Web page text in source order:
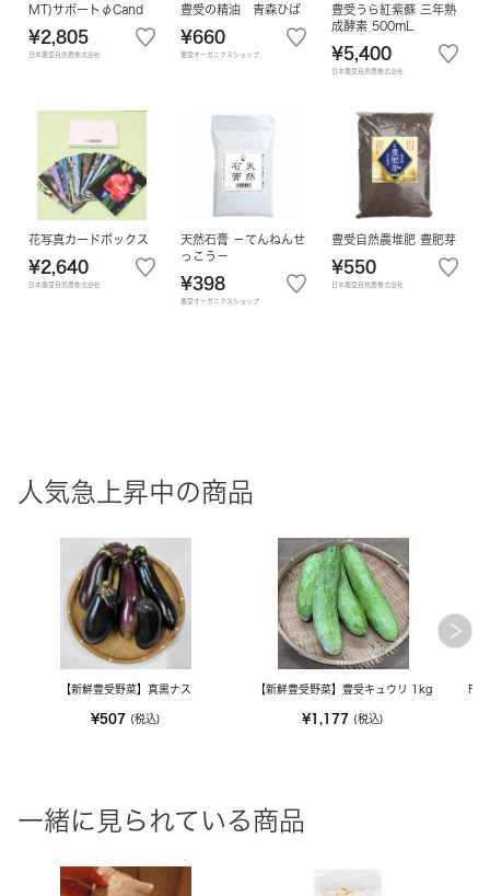
MT)サポートφCand
¥2,805
日本豊受自然農株式会社
豊受の精油 青森ひば
¥660
豊受オーガニクスショップ
豊受うら紅紫蘇 三年熟
成酵素 500mL
¥5,400
日本豊受自然農株式会社
花写真カードボックス
¥2,640
日本豊受自然農株式会社
天然石膏 －てんねんせ
っこう－
¥398
豊受オーガニクスショップ
豊受自然農堆肥 豊肥芽
¥550
日本豊受自然農株式会社
人気急上昇中の商品
【新鮮豊受野菜】真黒ナス
¥507 (税込)
【新鮮豊受野菜】豊受キュウリ 1kg
¥1,177 (税込)
一緒に見られている商品